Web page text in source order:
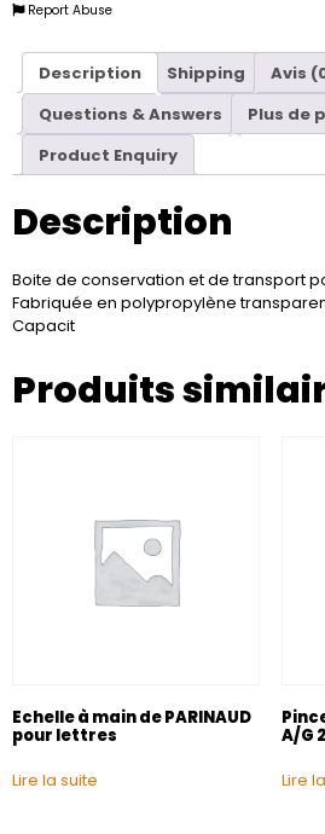
Report Abuse
Description Shipping
Avis
Questions & Answers
Plus de
Product Enquiry
Description
Boite de conservation et de transport
Fabriquée en polypropylène
Capacit
Produits
Echelle à main de PARINAUD
pour lettres
Lire la suite
A/G
Lire